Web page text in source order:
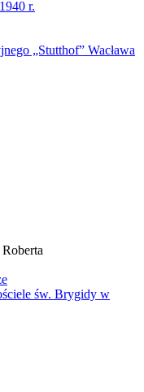
r.
„Stutthof” Wacława
św. Brygidy w